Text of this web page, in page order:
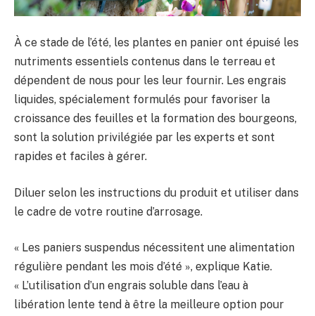
À ce stade de l’été, les plantes en panier ont épuisé les
nutriments essentiels contenus dans le terreau et
dépendent de nous pour les leur fournir. Les engrais
liquides, spécialement formulés pour favoriser la
croissance des feuilles et la formation des bourgeons,
sont la solution privilégiée par les experts et sont
rapides et faciles à gérer.
Diluer selon les instructions du produit et utiliser dans
le cadre de votre routine d’arrosage.
« Les paniers suspendus nécessitent une alimentation
régulière pendant les mois d’été », explique Katie.
« L’utilisation d’un engrais soluble dans l’eau à
libération lente tend à être la meilleure option pour